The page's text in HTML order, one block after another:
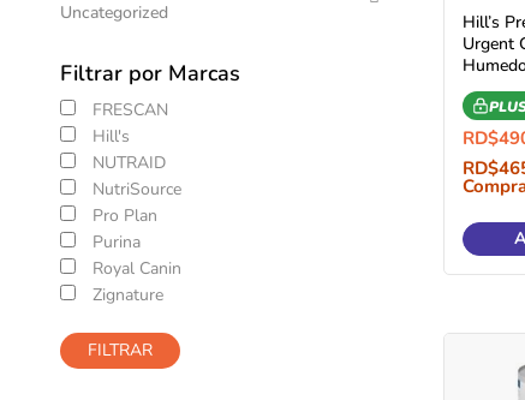
Uncategorized
Filtrar por Marcas
FRESCAN
Hill's
NUTRAID
NutriSource
Pro Plan
Purina
Royal Canin
Zignature
FILTRAR
Hill’s
Urgent
RD$
RD$